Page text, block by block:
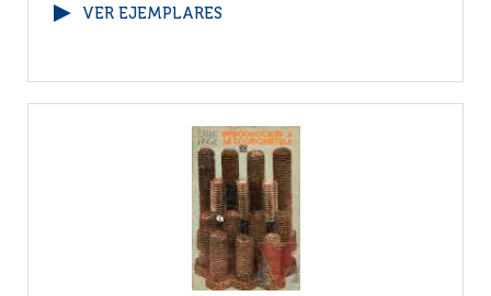
VER EJEMPLARES